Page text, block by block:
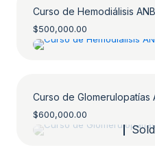
Curso de Hemodiálisis
$500,000.00
Curso de Glomerulopatías
$600,000.00